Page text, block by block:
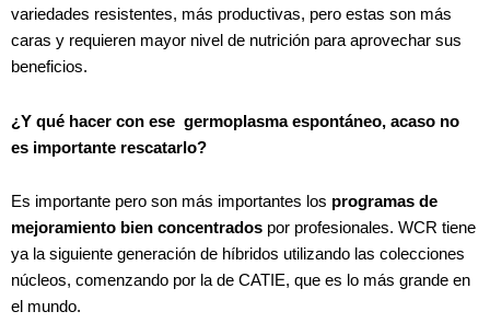
variedades resistentes, más productivas, pero estas son más
caras y requieren mayor nivel de nutrición para aprovechar sus
beneficios.
¿Y qué hacer con ese germoplasma espontáneo, acaso no
es importante rescatarlo?
Es importante pero son más importantes los programas de
mejoramiento bien concentrados por profesionales. WCR tiene
ya la siguiente generación de híbridos utilizando las colecciones
núcleos, comenzando por la de CATIE, que es lo más grande en
el mundo.